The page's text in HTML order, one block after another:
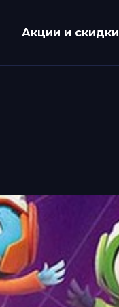
Акции и скидки